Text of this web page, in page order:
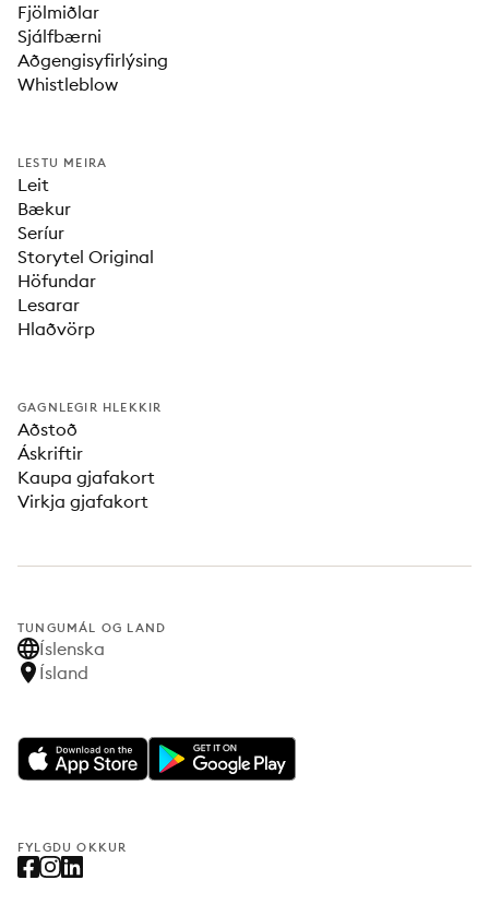
Fjölmiðlar
Sjálfbærni
Aðgengisyfirlýsing
Whistleblow
LESTU MEIRA
Leit
Bækur
Seríur
Storytel Original
Höfundar
Lesarar
Hlaðvörp
GAGNLEGIR HLEKKIR
Aðstoð
Áskriftir
Kaupa gjafakort
Virkja gjafakort
TUNGUMÁL OG LAND
Íslenska
Ísland
FYLGDU OKKUR